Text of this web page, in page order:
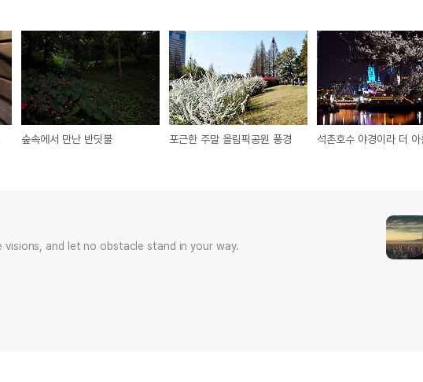
숲속에서 만난 반딧불 포근한 주말 올림픽공원 풍경
visions, and let no obstacle stand in your way.